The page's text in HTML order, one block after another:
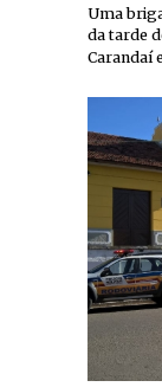
Uma
da tarde
Carandaí